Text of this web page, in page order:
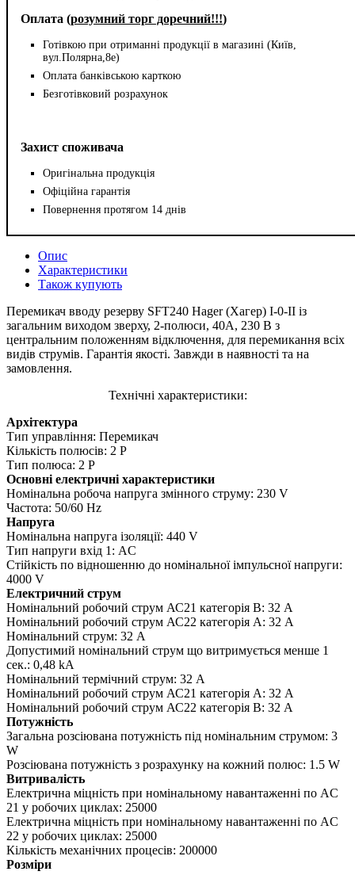
Оплата (розумний торг доречний!!!)
Готівкою при отриманні продукції в магазині (Київ,
вул.Полярна,8е)
Оплата банківською карткою
Безготівковий розрахунок
Захист споживача
Оригінальна продукція
Офіційна гарантія
Повернення протягом 14 днів
Опис
Характеристики
Також купують
Перемикач вводу резерву SFT240 Hager (Хагер) I-0-II із
загальним виходом зверху, 2-полюси, 40А, 230 В з
центральним положенням відключення, для перемикання всіх
видів струмів. Гарантія якості. Завжди в наявності та на
замовлення.
Технічні характеристики:
Архітектура
Тип управління: Перемикач
Кількість полюсів: 2 P
Тип полюса: 2 P
Основні електричні характеристики
Номінальна робоча напруга змінного струму: 230 V
Частота: 50/60 Hz
Напруга
Номінальна напруга ізоляції: 440 V
Тип напруги вхід 1: AC
Стійкість по відношенню до номінальної імпульсної напруги:
4000 V
Електричний струм
Номінальний робочий струм АС21 категорія В: 32 A
Номінальний робочий струм АС22 категорія А: 32 A
Номінальний струм: 32 A
Допустимий номінальний струм що витримується менше 1
сек.: 0,48 kA
Номінальний термічний струм: 32 A
Номінальний робочий струм АС21 категорія А: 32 A
Номінальний робочий струм АС22 категорія В: 32 A
Потужність
Загальна розсіювана потужність під номінальним струмом: 3
W
Розсіювана потужність з розрахунку на кожний полюс: 1.5 W
Витривалість
Електрична міцність при номінальному навантаженні по AC
21 у робочих циклах: 25000
Електрична міцність при номінальному навантаженні по AC
22 у робочих циклах: 25000
Кількість механічних процесів: 200000
Розміри